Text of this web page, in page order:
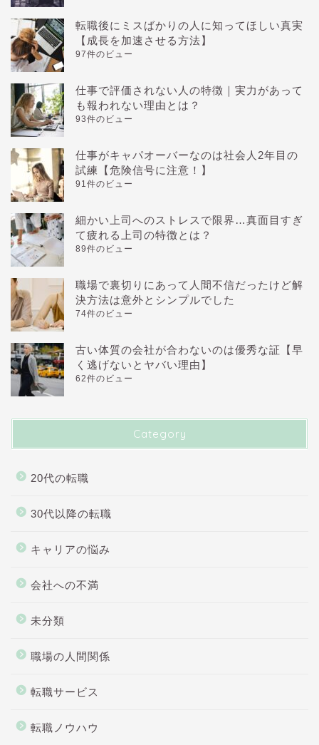
転職後にミスばかりの人に知ってほしい真実
【成長を加速させる方法】
97件のビュー
仕事で評価されない人の特徴｜実力があって
も報われない理由とは？
93件のビュー
仕事がキャパオーバーなのは社会人2年目の
試練【危険信号に注意！】
91件のビュー
細かい上司へのストレスで限界…真面目すぎ
て疲れる上司の特徴とは？
89件のビュー
職場で裏切りにあって人間不信だったけど解
決方法は意外とシンプルでした
74件のビュー
古い体質の会社が合わないのは優秀な証【早
く逃げないとヤバい理由】
62件のビュー
Category
20代の転職
30代以降の転職
キャリアの悩み
会社への不満
未分類
職場の人間関係
転職サービス
転職ノウハウ